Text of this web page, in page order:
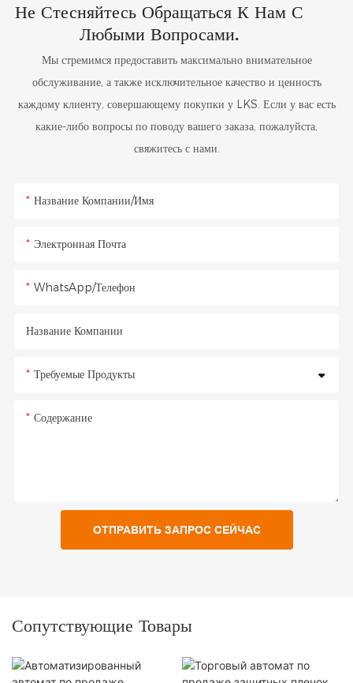
Не Стесняйтесь Обращаться К Нам С
Любыми Вопросами.
Мы стремимся предоставить максимально внимательное
обслуживание, а также исключительное качество и ценность
каждому клиенту, совершающему покупки у LKS. Если у вас есть
какие-либо вопросы по поводу вашего заказа, пожалуйста,
свяжитесь с нами.
Название Компании/Имя
Электронная Почта
WhatsApp/Телефон
Название Компании
Требуемые Продукты
Содержание
ОТПРАВИТЬ ЗАПРОС СЕЙЧАС
Сопутствующие Товары